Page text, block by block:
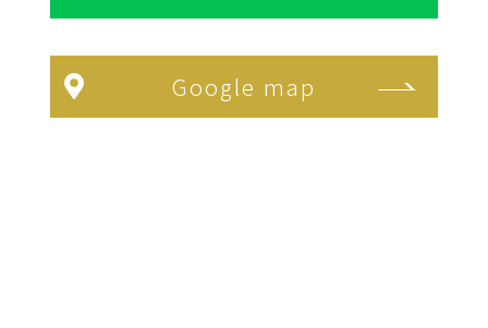
Google map